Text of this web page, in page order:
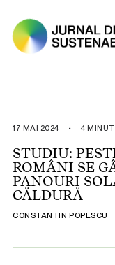
ȘTIRI
OPINII
ESG
LEGISLAȚIE
BUNE PRACTICI
17 MAI 2024 • 4
STUDIU:
ROMÂNI SE
PANOURI
CĂLDURĂ
CONSTANTIN POPESCU